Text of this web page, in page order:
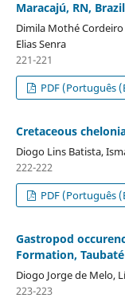
Maracajú, RN, Brazil
Dimila Mothé Cordeiro
Elias Senra
221-221
PDF (Português
Cretaceous
Diogo Lins Batista,
222-222
PDF (Português
Gastropod
Formation,
Diogo Jorge de Melo,
223-223